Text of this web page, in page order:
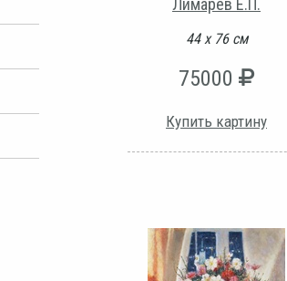
Лимарев Е.П.
44 х 76 см
75000
Купить картину